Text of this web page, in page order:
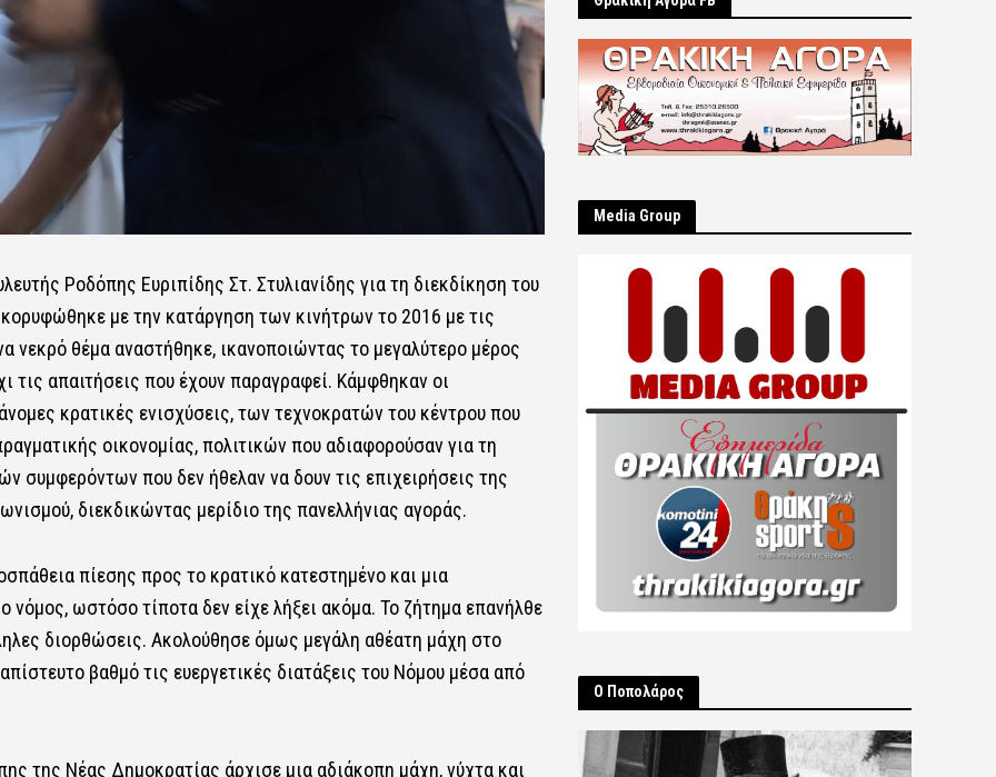
Ροδόπης Ευριπίδης Στ. Στυλιανίδης για τη διεκδίκηση του
με την κατάργηση των κινήτρων το 2016 με τις
νεκρό θέμα αναστήθηκε, ικανοποιώντας το μεγαλύτερο μέρος
απαιτήσεις που έχουν παραγραφεί. Κάμφθηκαν οι
κρατικές ενισχύσεις, των τεχνοκρατών του κέντρου που
οικονομίας, πολιτικών που αδιαφορούσαν για τη
συμφερόντων που δεν ήθελαν να δουν τις επιχειρήσεις της
διεκδικώντας μερίδιο της πανελλήνιας αγοράς.
πίεσης προς το κρατικό κατεστημένο και μια
ωστόσο τίποτα δεν είχε λήξει ακόμα. Το ζήτημα επανήλθε
διορθώσεις. Ακολούθησε όμως μεγάλη αθέατη μάχη στο
βαθμό τις ευεργετικές διατάξεις του Νόμου μέσα από
της Νέας Δημοκρατίας άρχισε μια αδιάκοπη μάχη, νύχτα και
Μedia Group
Ο Ποπολάρος